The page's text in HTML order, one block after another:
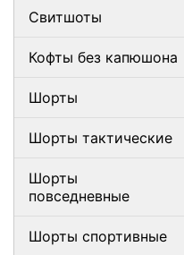
Свитшоты
Кофты без капюшона
Шорты
Шорты тактические
Шорты
повседневные
Шорты спортивные